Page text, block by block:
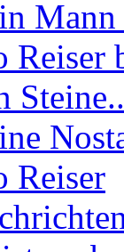
Reiser